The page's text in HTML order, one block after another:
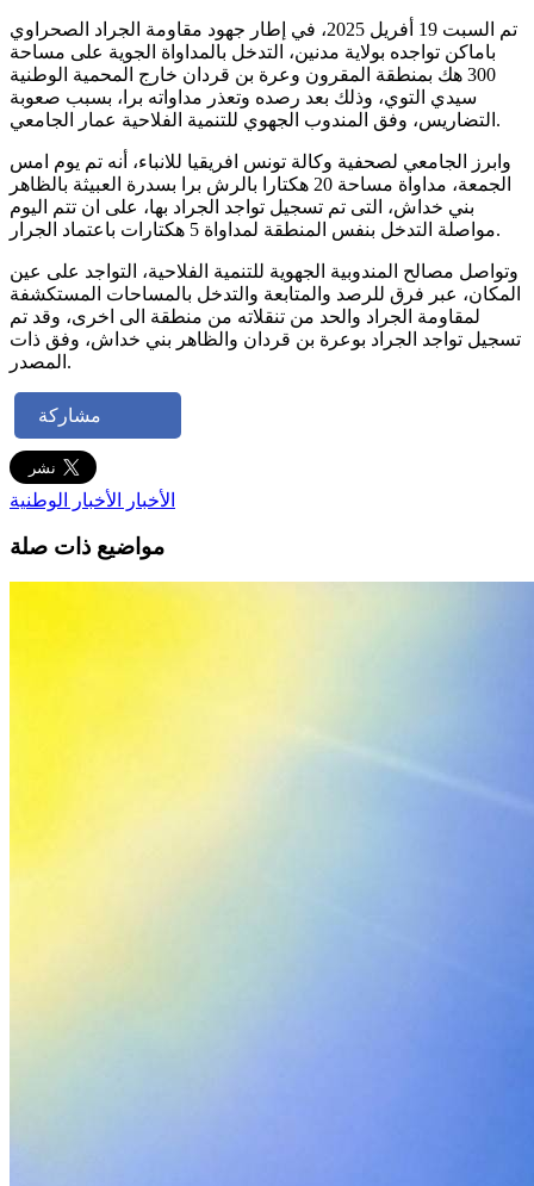
تم السبت 19 أفريل 2025، في إطار جهود مقاومة الجراد الصحراوي
باماكن تواجده بولاية مدنين، التدخل بالمداواة الجوية على مساحة
300 هك بمنطقة المقرون وعرة بن قردان خارج المحمية الوطنية
سيدي التوي، وذلك بعد رصده وتعذر مداواته برا، بسبب صعوبة
التضاريس، وفق المندوب الجهوي للتنمية الفلاحية عمار الجامعي.
وابرز الجامعي لصحفية وكالة تونس افريقيا للانباء، أنه تم يوم امس
الجمعة، مداواة مساحة 20 هكتارا بالرش برا بسدرة العبيثة بالظاهر
بني خداش، التى تم تسجيل تواجد الجراد بها، على ان تتم اليوم
مواصلة التدخل بنفس المنطقة لمداواة 5 هكتارات باعتماد الجرار.
وتواصل مصالح المندوبية الجهوية للتنمية الفلاحية، التواجد على عين
المكان، عبر فرق للرصد والمتابعة والتدخل بالمساحات المستكشفة
لمقاومة الجراد والحد من تنقلاته من منطقة الى اخرى، وقد تم
تسجيل تواجد الجراد بوعرة بن قردان والظاهر بني خداش، وفق ذات
المصدر.
مشاركة
الأخبار الأخبار الوطنية
مواضيع ذات صلة